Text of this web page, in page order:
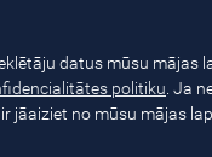
datus mūsu mājas
politiku . Ja
jāaiziet no mūsu mājas